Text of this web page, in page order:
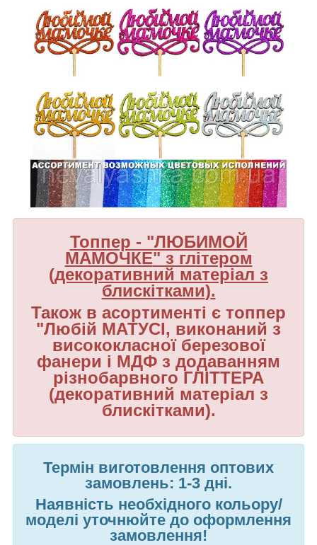
Топпер - "ЛЮБИМОЙ
МАМОЧКЕ" з глітером
(декоративний матеріал з
блискітками).
Також в асортименті є топпер
"Любій МАТУСІ, виконаний з
висококласної березової
фанери і МДФ з додаванням
різнобарвного ГЛІТТЕРА
(декоративний матеріал з
блискітками).
Термін виготовлення оптових
замовлень: 1-3 дні.
Наявність необхідного кольору/
моделі уточнюйте до оформлення
замовлення!